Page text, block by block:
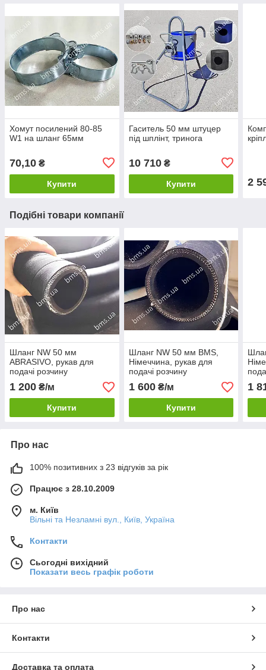
Хомут посилений 80-85
W1 на шланг 65мм
70,10 ₴
Купити
Гаситель 50 мм штуцер
під шплінт, тринога
10 710₴
Купити 2
Подібні товари компанії
Шланг NW 50 мм
ABRASIVO, рукав для
подачі розчину
1 200 ₴/м
Купити
Шланг NW 50 мм BMS,
Німеччина, рукав для
подачі розчину
1 600₴/м
Купити
1
Про нас
100% позитивних з 23 відгуків за рік
Працює з 28.10.2009
м. Київ
Вільні та Незламні вул., Київ, Україна
Контакти
Сьогодні вихідний
Показати весь графік роботи
Про нас
Контакти
Доставка та оплата